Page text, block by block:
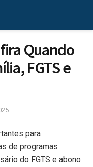
Quando
FGTS e
para
de programas
do FGTS e abono